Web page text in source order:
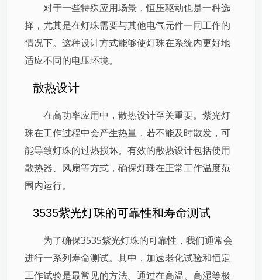
对于一些特殊应用场景，恒压驱动也是一种选
择，尤其是在灯珠需要与其他电气元件一同工作的
情况下。这种设计方式能够使灯珠在系统内更好地
适应不同的电压环境。
散热设计
在高功率应用中，散热设计至关重要。紫光灯
珠在工作过程中会产生热量，若不能及时散发，可
能导致灯珠的过热损坏。有效的散热设计包括使用
散热器、风扇等方式，确保灯珠在正常工作温度范
围内运行。
3535紫光灯珠的可靠性和寿命测试
为了确保3535紫光灯珠的可靠性，我们通常会
进行一系列寿命测试。其中，加速老化试验和恒定
工作试验是最常见的方法。通过在高温、高湿等极